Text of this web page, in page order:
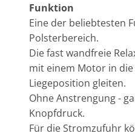
Funktion
Eine der beliebtesten
Polsterbereich.
Die fast wandfreie
mit einem Motor in
Liegeposition gleiten.
Ohne Anstrengung -
Knopfdruck.
Für die Stromzufuhr